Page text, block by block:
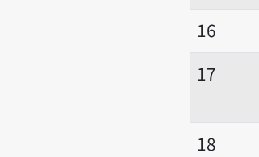
16
17
18